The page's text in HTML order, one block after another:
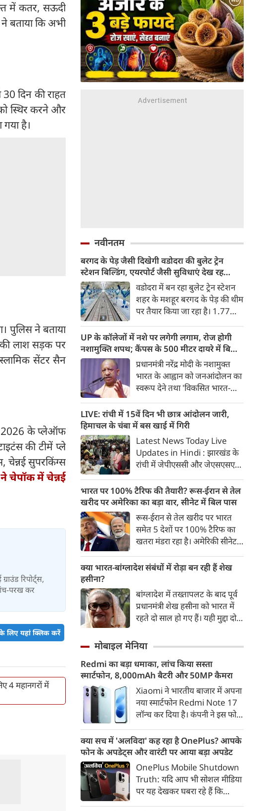
में कतर, सऊदी
बताया कि अभी
दिन की राहत
स्थिर करने और
है।
पुलिस ने बताया
की लाश सड़क पर
सेंटर सैन
2026 के प्लेऑफ
की टीमें प्ले
चेन्नई सुपरकिंग्स
ने चेपॉक में चेन्नई
रिपोर्ट्स,
परख कर
लिए यहां क्लिक करें
4 महानगरों में
नवीनतम
बरगद के पेड़ जैसी दिखेगी वडोदरा की बुलेट ट्रेन
स्टेशन बिल्डिंग, एयरपोर्ट जैसी सुविधाएं देख रह
जाएंगे दंग
वडोदरा में बन रहा बुलेट ट्रेन स्टेशन
शहर के मशहूर बरगद के पेड़ की थीम
पर तैयार किया जा रहा है। 1.77
एयरपोर्ट जैसी आधुनिक सुविधाएं
होंगी। मुंबई-अहमदाबाद यात्रा महज
2 घंटे 15 मिनट में पूरी होगी।
UP के कॉलेजों में नशे पर लगेगी लगाम, रोज होगी
नशामुक्ति शपथ; कैंपस के 500 मीटर दायरे में बिक्री
पर सख्ती
प्रधानमंत्री नरेंद्र मोदी के नशामुक्त
भारत के आह्वान को जनआंदोलन का
स्वरूप देने तथा 'विकसित भारत-
साकार करने के उद्देश्य से योगी
सरकार सभी उच्च शिक्षण संस्थानों में
व्यापक नशामुक्ति अभियान
चलाएगी। विधानसभा परिसर में उच्च
शिक्षा मंत्री योगेंद्र उपाध्याय की
अध्यक्षता में प्रदेश के सभी राजकीय
विश्वविद्यालयों के कुलसचिवों एवं
परीक्षा नियंत्रकों की महत्वपूर्ण बैठक
आयोजित की गई।
LIVE: रांची में 15वें दिन भी छात्र आंदोलन जारी,
हिमाचल के चंबा में बस खाई में गिरी
Latest News Today Live
Updates in Hindi : झारखंड के
रांची में जेपीएससी और जेएसएसएसी
आंदोलन का आज 15वां दिन है। कुछ
ही देर में फिर सर्किट हाउस में सरकार
और छात्रों के प्रतिनिधिमंडल के बीच
बात होगी। पल पल की जानकारी...
भारत पर 100% टैरिफ की तैयारी? रूस-ईरान से तेल
खरीद पर अमेरिका का बड़ा वार, सीनेट में बिल पास
रूस-ईरान से तेल खरीद पर भारत
समेत 5 देशों पर 100% टैरिफ का
खतरा मंडरा रहा है। अमेरिकी सीनेट ने
अगर कांग्रेस से भी इस बिल को
डोनाल्ड ट्रंप के हस्ताक्षर के बाद
अमेरिका रूस-ईरान से तेल खरीद पर
भारत पर 100% टैरिफ का रास्ता
साफ हो जाएगा।
क्या भारत-बांग्लादेश संबंधों में रोड़ा बन रही हैं शेख
हसीना?
बांग्लादेश में तख्तापलट के बाद पूर्व
प्रधानमंत्री शेख हसीना को भारत में
रहते दो साल हो गए हैं। यही मुद्दा दोनों
सबसे बड़ा रोड़ा बना हुआ है। शेख
हैं।
मोबाइल मेनिया
Redmi का बड़ा धमाका, लांच किया सस्ता
स्मार्टफोन, 8,000mAh बैटरी और 50MP कैमरा
Xiaomi ने भारतीय बाजार में अपना
नया स्मार्टफोन Redmi Note 17
लॉन्च कर दिया है। कंपनी ने इस फोन
डिस्प्ले, 8,000mAh की बड़ी बैटरी
और Qualcomm Snapdragon
चिपसेट के साथ पेश किया है। फोन में
50MP का मेन कैमरा दिया गया है।
इसके अलावा Redmi Note 17 में
Corning Gorilla Glass 7i
क्या सच में 'अलविदा' कह रहा है OnePlus? आपके
फोन के अपडेट्स और वारंटी पर आया बड़ा अपडेट
OnePlus Mobile Shutdown
Truth: यदि आप भी सोशल मीडिया
पर यह देखकर घबरा रहे हैं कि